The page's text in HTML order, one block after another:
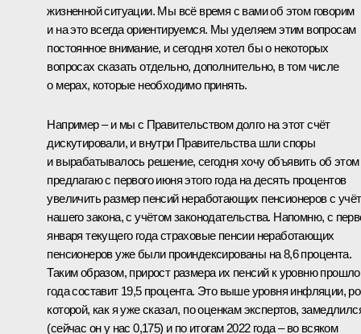
жизненной ситуации. Мы всё время с вами об этом говорим
и на это всегда ориентируемся. Мы уделяем этим вопросам
постоянное внимание, и сегодня хотел бы о некоторых
вопросах сказать отдельно, дополнительно, в том числе
о мерах, которые необходимо принять.
Например – и мы с Правительством долго на этот счёт
дискутировали, и внутри Правительства шли споры
и вырабатывалось решение, сегодня хочу объявить об этом
предлагаю с первого июня этого года на десять процентов
увеличить размер пенсий неработающих пенсионеров с
нашего закона, с учётом законодательства. Напомню, с
января текущего года страховые пенсии неработающих
пенсионеров уже были проиндексированы на 8,6 процента.
Таким образом, прирост размера их пенсий к уровню
года составит 19,5 процента. Это выше уровня инфляции,
которой, как я уже сказал, по оценкам экспертов,
(сейчас он у нас 0,175) и по итогам 2022 года – во всяком